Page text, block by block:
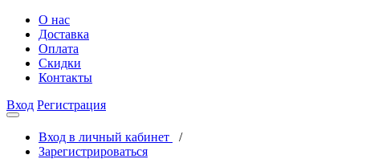
О нас
Доставка
Оплата
Скидки
Контакты
Вход Регистрация
Вход в личный кабинет
/
Зарегистрироваться